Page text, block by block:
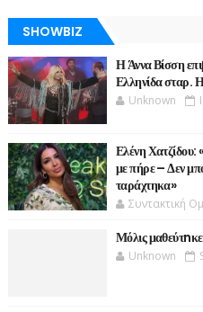
SHOWBIZ
Η Άννα Βίσση
Ελληνίδα σταρ.
Unknown
Ελένη Χατζίδου:
με πήρε – Δεν
ταράχτηκα»
Συντακτική
Μόλις
Unknown